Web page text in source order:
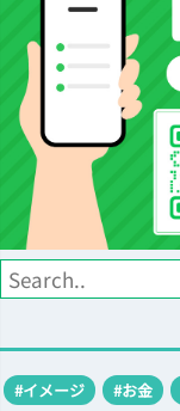
#イメージ #お金